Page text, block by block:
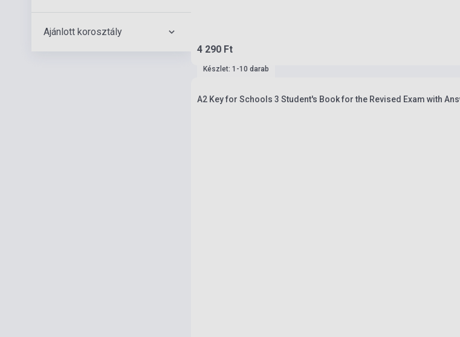
Ajánlott korosztály
4 290 Ft
Készlet: 1-10 darab
A2 Key for Schools 3 Student's Book for the Revised Exam with